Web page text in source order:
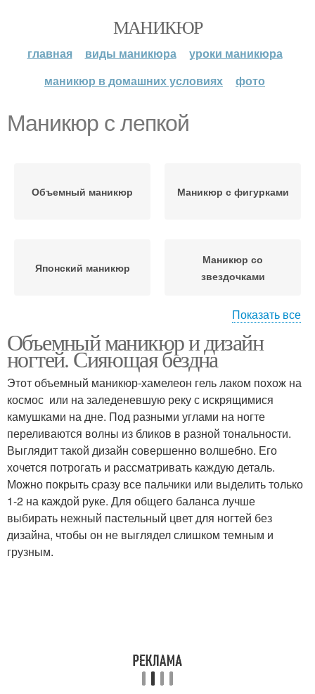
МАНИКЮР
главная виды маникюра
уроки маникюра
маникюр в домашних условиях
фото
Маникюр с лепкой
Объемный маникюр Маникюр с фигурками
Японский маникюр
Маникюр со
звездочками
красивый маникюр Акриловая лепка
Красно-черно-белый
маникюр
Узоры в красно-черно-
белом маникюре
Маникюр с золотом Маникюр на коротких и
Показать все
Объемный маникюр и дизайн
ногтей. Сияющая бездна
Этот объемный маникюр-хамелеон гель лаком похож на
космос или на заледеневшую реку с искрящимися
камушками на дне. Под разными углами на ногте
переливаются волны из бликов в разной тональности.
Выглядит такой дизайн совершенно волшебно. Его
хочется потрогать и рассматривать каждую деталь.
Можно покрыть сразу все пальчики или выделить только
1-2 на каждой руке. Для общего баланса лучше
выбирать нежный пастельный цвет для ногтей без
дизайна, чтобы он не выглядел слишком темным и
грузным.